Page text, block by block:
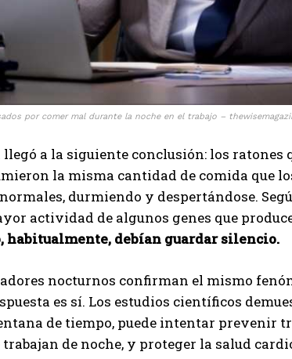
​​por comer mal durante la noche en el trabajo –
a la siguiente conclusión: los ratones
la misma cantidad de comida que
durmiendo y despertándose.
actividad de algunos genes que
habitualmente, debían guardar silencio.
nocturnos confirman el mismo
es sí. Los estudios científicos
de tiempo, puede intentar prevenir
trabajan de noche, y proteger la salud